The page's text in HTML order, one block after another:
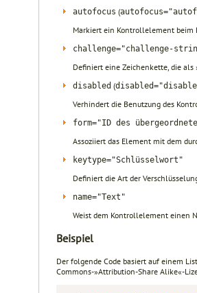
autofocus (
Markiert ein Kontrollelement beim
challenge="challenge-
Definiert eine Zeichenkette, die
disabled (
Verhindert die Benutzung des
form="ID des
Assoziiert das Element mit dem
keytype="Schlüsselwort"
Definiert die Art der
name="Text"
Weist dem Kontrollelement einen
Beispiel
Der folgende Code basiert auf einem
Commons-»Attribution-Share Alike«-